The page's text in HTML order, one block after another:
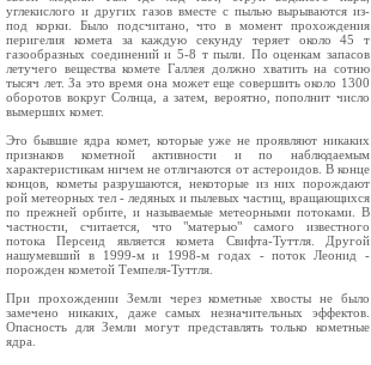
углекислого и других газов вместе с пылью вырываются из-
под корки. Было подсчитано, что в момент прохождения
перигелия комета за каждую секунду теряет около 45 т
газообразных соединений и 5-8 т пыли. По оценкам запасов
летучего вещества комете Галлея должно хватить на сотню
тысяч лет. За это время она может еще совершить около 1300
оборотов вокруг Солнца, а затем, вероятно, пополнит число
вымерших комет.
Это бывшие ядра комет, которые уже не проявляют никаких
признаков кометной активности и по наблюдаемым
характеристикам ничем не отличаются от астероидов. В конце
концов, кометы разрушаются, некоторые из них порождают
рой метеорных тел - ледяных и пылевых частиц, вращающихся
по прежней орбите, и называемые метеорными потоками. В
частности, считается, что "матерью" самого известного
потока Персеид является комета Свифта-Туттля. Другой
нашумевший в 1999-м и 1998-м годах - поток Леонид -
порожден кометой Темпеля-Туттля.
При прохождении Земли через кометные хвосты не было
замечено никаких, даже самых незначительных эффектов.
Опасность для Земли могут представлять только кометные
ядра.